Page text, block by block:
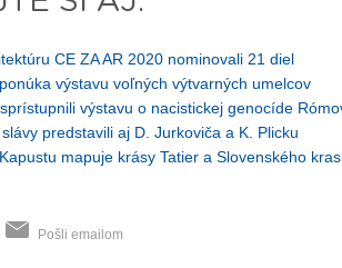
CE ZA AR 2020 nominovali 21 diel
výstavu voľných výtvarných umelcov
výstavu o nacistickej genocíde
predstavili aj D. Jurkoviča a K. Plicku
mapuje krásy Tatier a Slovenského
Pošli emailom